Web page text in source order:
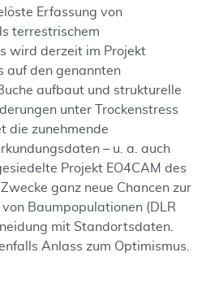
Erfassung von
terrestrischem
wird derzeit im Projekt
auf den genannten
aufbaut und strukturelle
unter Trockenstress
die zunehmende
– u. a. auch
Projekt EO4CAM des
ganz neue Chancen zur
Baumpopulationen (DLR
mit Standortsdaten.
Anlass zum Optimismus.